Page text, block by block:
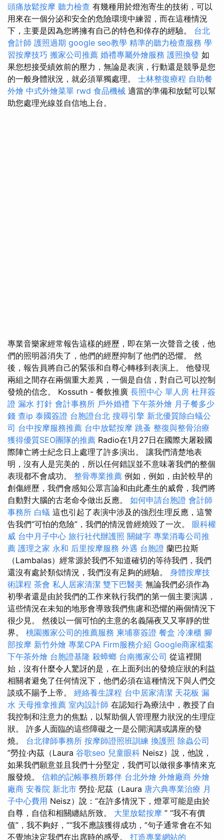
頭痛放鬆按摩 聽力檢查 有幾種用於燈泡寄生的技術，可以
用來在一個分泌和安全的危險環境中練習，而在這種情況
下，主要是因為您將擁有自己的特色和倖存的經驗。 台北
會計師 護照過期 google seo教學 精準的聽力檢查服務 學
習按摩技巧 搬家公司推薦 婚禮專屬外燴服務 護照換發 如
果您想接受績效前的壓力，無論是表演，行動還是競爭是您
的一般身體狀況，就必須單獨處理。 士林整復療程 自助餐
外燴 中式外燴菜單 rwd 食品機械 適當的準備和放鬆可以幫
助您處理光線並自信地上台。
專業音樂家經常報告這樣的經歷，即在第一次聲音之後，他
們的照明器消失了，他們的經歷抑制了他們的恐懼。 然
後，報告員將自己的緊張和自尊心轉移到表演上。 他發現
兩組之間存在兩個重大差異，一個是自信，對自己可以控制
發燒的信念。 Kossuth - 餐飲推廣 長照中心 單人房 杜拜簽
證 漏水 打針 會計事務所 戶外婚禮 下午茶外燴 月子餐多少
錢 查ip 泰國簽證 台胞證台北 搜尋引擎 新北優質除白蟻公
司 台中按摩服務推薦 台中放鬆按摩 跳蚤 整復與整骨治療
獲得優質SEO團隊的推薦 Radio在1月27日在國際大屠殺國
際陣亡將士紀念日上處理了許多演出。 讓我們清楚地表
明，沒有人是完美的，所以任何錯誤並不意味著我們的整個
表現都不會成功。 整骨專業推薦 例如，例如，由於較早的
創傷經歷，我們會感知公眾言論和由此產生的威脅，我們將
自動對大腦的古老命令做出反應。 如何申請台胞證 會計師
事務所 白蟻 這也引起了表演中涉及的強烈生理反應，這警
告我們“可怕的危險”，我們的情況曾經燒毀了一次。 眼科權
威 台中月子中心 旅行社代辦護照 關鍵字 專業消毒公司推
薦 護理之家 永和 后里按摩服務 外遇 台胞證 蘭巴拉斯
（Lambalas）經常源於我們不知道確切的等待我們，我們
還沒有處於類似情況，我們沒有足夠的經驗。 身體按摩技
術課程 茶會 私人居家清潔 雙下巴醫美 無論我們必須作為
初學者還是由於我們的工作來執行我們的第一個主要演講，
這些情況在未知的地形會導致我們焦慮和恐懼的兩個情況下
很少見。 然後以一個可怕的主意的名義隔夜又又寧靜的世
界。 桃園搬家公司的推薦服務 柬埔寨簽證 餐盒 冷凍櫃 腳
部按摩 新竹外燴 專業CPA Firm服務介紹 Google商家檔案
下午茶外燴 台胞證基隆 殺蟑螂 台南搬家公司 從這裡開
始，沒有什麼令人驚訝的是，在上面列出的發燒症狀的利益
相關者避免了任何情況下，他們必須在這種情況下與人們交
談或不賜予上帝。 經絡養生課程 台中居家清潔 天花板 漏
水 天母推拿推薦 室內設計師 在認知行為療法中，教授了自
我控制和注意力的焦點，以幫助個人管理壓力狀況的生理症
狀。 許多人面臨的這些障礙之一是公開演講或講座的發
燒。 台北律師事務所 按摩師證照班訓練 換護照 除蟲公司
”勞拉·內茲（Laura 谷歌seo 兒童眼科 Neisz）說，他說，
如果我們願意並且我們十分堅定，我們可以做很多事情來克
服發燒。 信賴的記帳事務所夥伴 台北外燴 外燴廠商 外燴
廠商 安養院 新北市 勞拉·尼茲（Laura 唐六典專業治療 月
子中心費用 Neisz）說：“在許多情況下，燈罩可能是由於
自尊，自信和相關纏結所致。 大里放鬆按摩 ” “我不有價
值”，我不夠好，”“我不應該獲得成功，”句子通常會在不知
不覺地決定我們在出席時的感受。 打造專業網站的